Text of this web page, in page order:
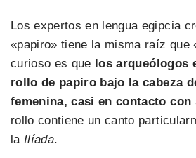
Los expertos en lengua egipcia
«papiro» tiene la misma raíz que
curioso es que los arqueólogos
rollo de papiro bajo la cabeza
femenina, casi en contacto con
rollo contiene un canto
la Ilíada.